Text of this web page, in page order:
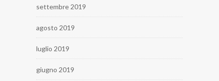
settembre 2019
agosto 2019
luglio 2019
giugno 2019